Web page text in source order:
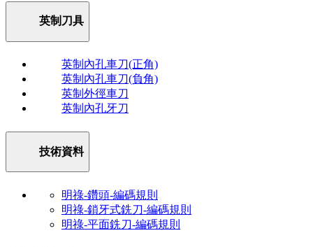
英制刀具
英制內孔車刀(正角)
英制內孔車刀(負角)
英制外徑車刀
英制內孔牙刀
技術資料
明祿-鑽頭-編碼規則
明祿-鎖牙式銑刀-編碼規則
明祿-平面銑刀-編碼規則